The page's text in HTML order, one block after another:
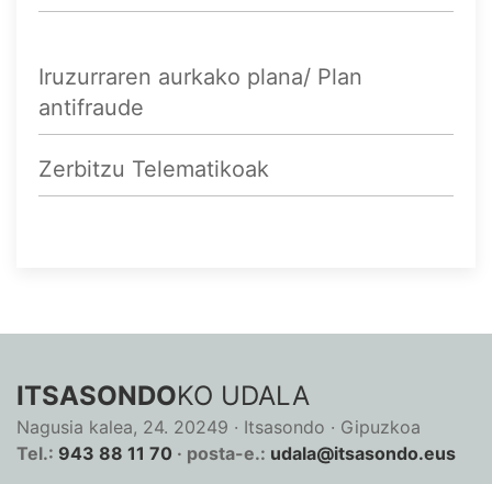
Iruzurraren aurkako plana/ Plan
antifraude
Zerbitzu Telematikoak
ITSASONDOKO UDALA
Nagusia kalea, 24. 20249 · Itsasondo · Gipuzkoa
Tel.: 943 88 11 70 · posta-e.: udala@itsasondo.eus